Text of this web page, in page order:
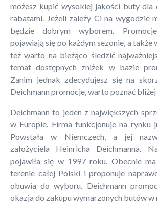
możesz kupić wysokiej jakości buty dla
rabatami. Jeżeli zależy Ci na wygodzie
będzie dobrym wyborem.
pojawiają się po każdym sezonie, a także
też warto na bieżąco śledzić
temat dostępnych zniżek w bazie
Zanim jednak zdecydujesz się na
Deichmann promocje, warto poznać
Deichmann to jeden z największych
w Europie. Firma funkcjonuje na rynku
Powstała w Niemczech, a jej
założyciela Heinricha Deichmanna.
pojawiła się w 1997 roku. Obecnie
terenie całej Polski i proponuje
obuwia do wyboru. Deichmann
okazja do zakupu wymarzonych butów w